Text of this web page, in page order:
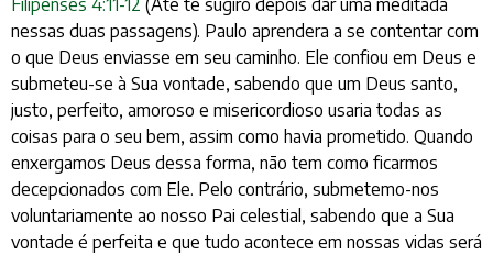
Filipenses 4:11-12 (Até te sugiro depois dar uma meditada
nessas duas passagens). Paulo aprendera a se contentar com
o que Deus enviasse em seu caminho. Ele confiou em Deus e
submeteu-se à Sua vontade, sabendo que um Deus santo,
justo, perfeito, amoroso e misericordioso usaria todas as
coisas para o seu bem, assim como havia prometido. Quando
enxergamos Deus dessa forma, não tem como ficarmos
decepcionados com Ele. Pelo contrário, submetemo-nos
voluntariamente ao nosso Pai celestial, sabendo que a Sua
vontade é perfeita e que tudo acontece em nossas vidas será